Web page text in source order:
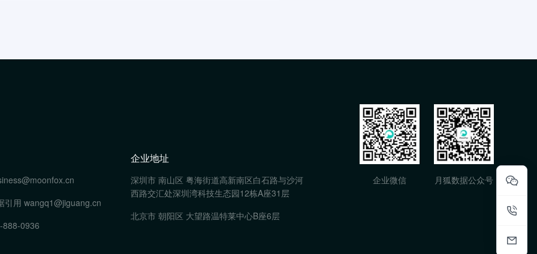
引用 wangq1@jiguang.cn
888-0936
企业地址
深圳市 南山区 粤海街道高新南区白石路与沙河
西路交汇处深圳湾科技生态园12栋A座31层
北京市 朝阳区 大望路温特莱中心B座6层
企业微信 月狐数据公众号